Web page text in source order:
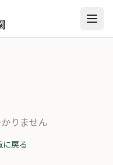
りません
戻る